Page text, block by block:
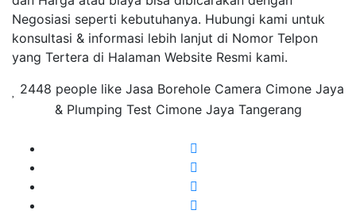
Negosiasi seperti kebutuhanya. Hubungi kami untuk
konsultasi & informasi lebih lanjut di Nomor Telpon
yang Tertera di Halaman Website Resmi kami.
2448 people like Jasa Borehole Camera Cimone Jaya
& Plumping Test Cimone Jaya Tangerang